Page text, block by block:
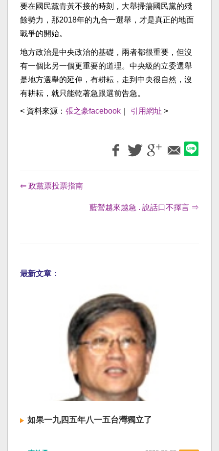
要在國民黨青黃不接的時刻，大舉掃蕩國民黨的殘
餘勢力，那2018年的九合一選舉，才是真正的地面
戰爭的開始。
地方政治是中央政治的基礎，兩者都很重要，但沒
有一個比另一個更重要的道理。中央級的立委選舉
是地方選舉的延伸，有耕耘，走到中央很自然，沒
有耕耘，就只能乾著急跟選前告急。
< 資料來源： 張之豪facebook 引用網址 >
⇐ 政黨票投票指南
藍營越來越急 . 說話口不擇言 ⇒
最新文章：
如果一九四五年八一五台灣獨立了